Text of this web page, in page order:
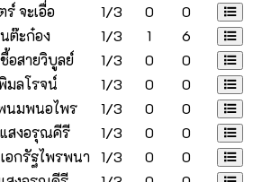
จะเอื่อ 1/3 0
0
ต๊ะก๋อง 1/3 1
6
อสายวิบูลย์ 1/3 0
0
มลโรจน์ 1/3 0
0
นมพนอไพร 1/3 0
0
สงอรุณคีรี 1/3 0
0
อกรัฐไพรพนา 1/3 0
0